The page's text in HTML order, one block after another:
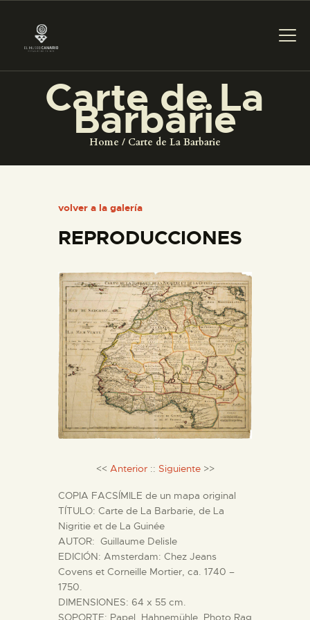
Carte de La
Barbarie
Home Carte de La Barbarie
PREPARAR LA VISITA
EL MUSEO
COLECCIONES
DIDÁCTICA
ESPAÑOL
PREPARAR LA VISITA
█
EL MUSEO
COLECCIONES
DIDÁCTICA
volver a la galería
REPRODUCCIONES
<< Anterior :: Siguiente >>
COPIA FACSÍMILE de un mapa original
TÍTULO: Carte de La Barbarie, de La
Nigritie et de La Guinée
AUTOR: Guillaume Delisle
EDICIÓN: Amsterdam: Chez Jeans
Covens et Corneille Mortier, ca. 1740 –
1750.
DIMENSIONES: 64 x 55 cm.
SOPORTE: Papel Hahnemühle Photo Rag